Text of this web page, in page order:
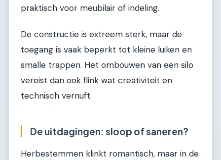
praktisch voor meubilair of indeling.
De constructie is extreem sterk, maar de
toegang is vaak beperkt tot kleine luiken en
smalle trappen. Het ombouwen van een silo
vereist dan ook flink wat creativiteit en
technisch vernuft.
De uitdagingen: sloop of saneren?
Herbestemmen klinkt romantisch, maar in de